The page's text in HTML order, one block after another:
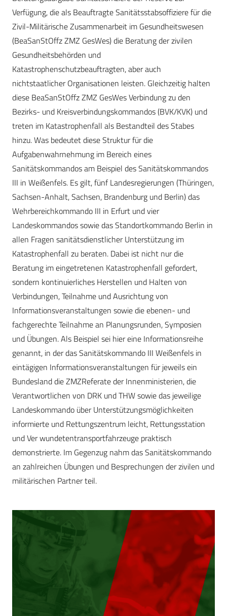
Verfügung, die als Beauftragte Sanitätsstabsoffiziere für die
Zivil-Militärische Zusammenarbeit im Gesundheitswesen
(BeaSanStOffz ZMZ GesWes) die Beratung der zivilen
Gesundheitsbehörden und
Katastrophenschutzbeauftragten, aber auch
nichtstaatlicher Organisationen leisten. Gleichzeitig halten
diese BeaSanStOffz ZMZ GesWes Verbindung zu den
Bezirks- und Kreisverbindungskommandos (BVK/KVK) und
treten im Katastrophenfall als Bestandteil des Stabes
hinzu. Was bedeutet diese Struktur für die
Aufgabenwahrnehmung im Bereich eines
Sanitätskommandos am Beispiel des Sanitätskommandos
III in Weißenfels. Es gilt, fünf Landesregierungen (Thüringen,
Sachsen-Anhalt, Sachsen, Brandenburg und Berlin) das
Wehrbereichkommando III in Erfurt und vier
Landeskommandos sowie das Standortkommando Berlin in
allen Fragen sanitätsdienstlicher Unterstützung im
Katastrophenfall zu beraten. Dabei ist nicht nur die
Beratung im eingetretenen Katastrophenfall gefordert,
sondern kontinuierliches Herstellen und Halten von
Verbindungen, Teilnahme und Ausrichtung von
Informationsveranstaltungen sowie die ebenen- und
fachgerechte Teilnahme an Planungsrunden, Symposien
und Übungen. Als Beispiel sei hier eine Informationsreihe
genannt, in der das Sanitätskommando III Weißenfels in
eintägigen Informationsveranstaltungen für jeweils ein
Bundesland die ZMZReferate der Innenministerien, die
Verantwortlichen von DRK und THW sowie das jeweilige
Landeskommando über Unterstützungsmöglichkeiten
informierte und Rettungszentrum leicht, Rettungsstation
und Ver wundetentransportfahrzeuge praktisch
demonstrierte. Im Gegenzug nahm das Sanitätskommando
an zahlreichen Übungen und Besprechungen der zivilen und
militärischen Partner teil.